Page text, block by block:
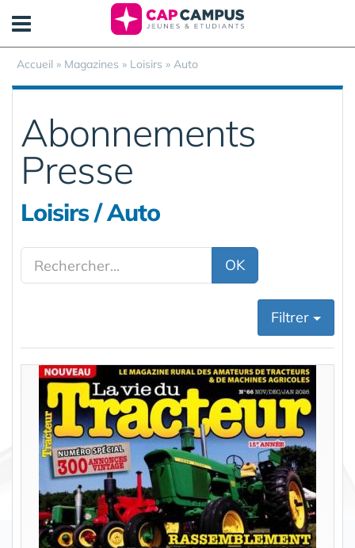
Accueil » Magazines » Loisirs » Auto
Abonnements
Presse
Loisirs / Auto
OK
Filtrer
Panneau de gestion des cookies